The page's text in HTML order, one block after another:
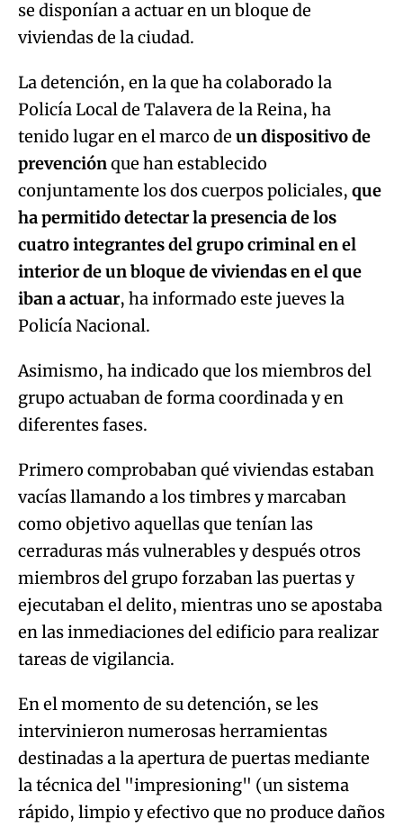
se disponían a actuar en un bloque de
viviendas de la ciudad.
La detención, en la que ha colaborado la
Policía Local de Talavera de la Reina, ha
tenido lugar en el marco de un dispositivo de
prevenciónque han establecido
conjuntamente los dos cuerpos policiales, que
ha permitido detectar la presencia de los
cuatro integrantes del grupo criminal en el
interior de un bloque de viviendas en el que
iban a actuar, ha informado este jueves la
Policía Nacional.
Asimismo, ha indicado que los miembros del
grupo actuaban de forma coordinada y en
diferentes fases.
Primero comprobaban qué viviendas estaban
vacías llamando a los timbres y marcaban
como objetivo aquellas que tenían las
cerraduras más vulnerables y después otros
miembros del grupo forzaban las puertas y
ejecutaban el delito, mientras uno se apostaba
en las inmediaciones del edificio para realizar
tareas de vigilancia.
En el momento de su detención, se les
intervinieron numerosas herramientas
destinadas a la apertura de puertas mediante
la técnica del "impresioning" (un sistema
rápido, limpio y efectivo que no produce daños